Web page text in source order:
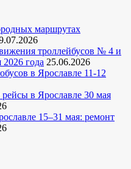
маршрутах
троллейбусов № 4 и
года 25.06.2026
в Ярославле 11-12
в Ярославле 30 мая
15–31 мая: ремонт